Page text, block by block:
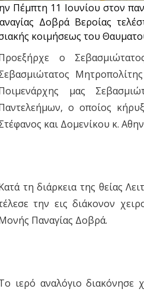
Πέμπτη 11 Ιουνίου στον
Δοβρά Βεροίας
κοιμήσεως του
ο
μας
ο οποίος
και Δομενίκου κ.
τη διάρκεια της θείας
την εις διάκονον
Παναγίας Δοβρά.
ιερό αναλόγιο